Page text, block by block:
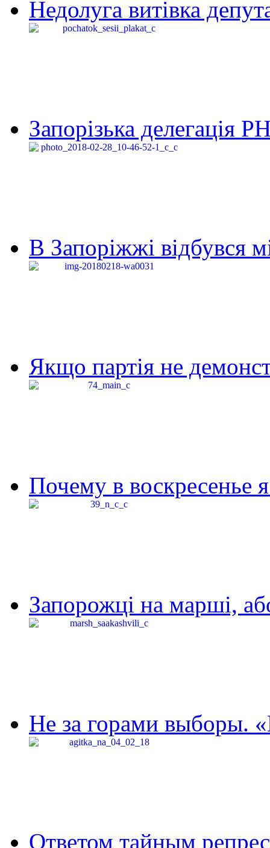
Недолуга витівка
Запорізька делегація
В Запоріжжі відбувся
Якщо партія не
Почему в воскресенье
Запорожці на марші,
Не за горами выборы.
Ответом тайным